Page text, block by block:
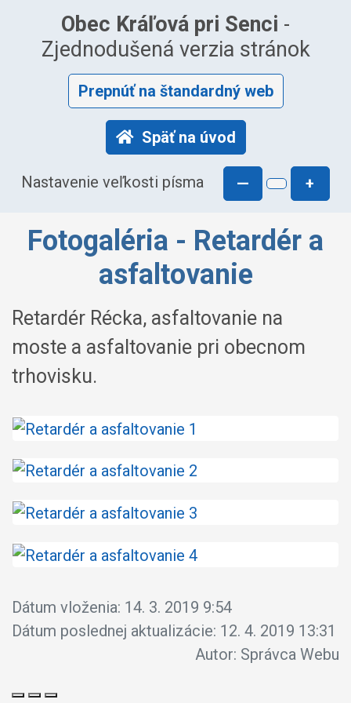
Obec Kráľová pri Senci -
Zjednodušená verzia stránok
Prepnúť na štandardný web
Späť na úvod
Nastavenie veľkosti písma — +
Fotogaléria - Retardér a
asfaltovanie
Retardér Récka, asfaltovanie na
moste a asfaltovanie pri obecnom
trhovisku.
Dátum vloženia: 14. 3. 2019 9:54
Dátum poslednej aktualizácie: 12. 4. 2019 13:31
Autor: Správca Webu